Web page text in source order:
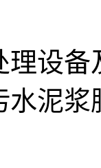
理设备
水泥